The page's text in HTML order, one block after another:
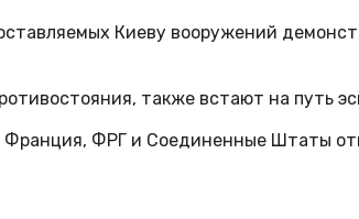
Киеву вооружений
также встают на путь
ФРГ и Соединенные Штаты